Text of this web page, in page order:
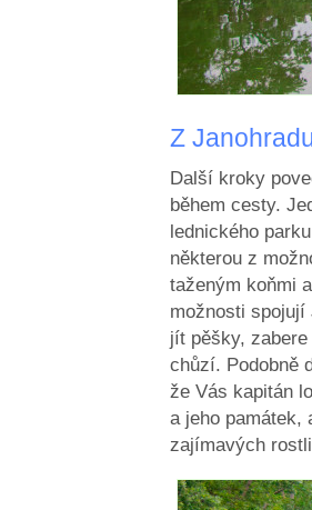
Z
Další kroky
během cesty.
lednického
některou z
taženým koňmi
možnosti spojují
jít pěšky,
chůzí. Podobně
že Vás kapitán
a jeho památek,
zajímavých